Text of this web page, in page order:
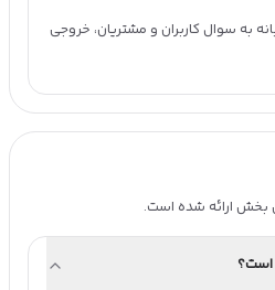
به سوال کاربران و مشتریان، خروجی
بخش ارائه شده است.
است؟